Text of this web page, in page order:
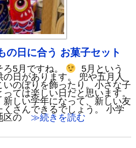
の日に合う お菓子セット
ろ5月ですね。
5月という
の日があります。 兜や五月人
いのぼりを飾ったり。小さな子
っては楽しい日だと思います。
新しい学年になって、新しい友
くさんできるでしょう。 小学
区の ≫続きを読む